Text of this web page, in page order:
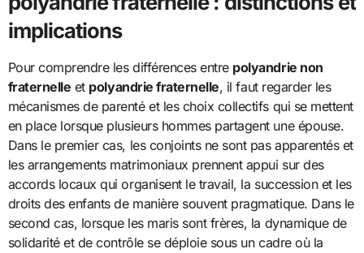
implications
Pour comprendre les différences entre polyandrie non
fraternelle et polyandrie fraternelle, il faut regarder les
mécanismes de parenté et les choix collectifs qui se mettent
en place lorsque plusieurs hommes partagent une épouse.
Dans le premier cas, les conjoints ne sont pas apparentés et
les arrangements matrimoniaux prennent appui sur des
accords locaux qui organisent le travail, la succession et les
droits des enfants de manière souvent pragmatique. Dans le
second cas, lorsque les maris sont frères, la dynamique de
solidarité et de contrôle se déploie sous un cadre où la